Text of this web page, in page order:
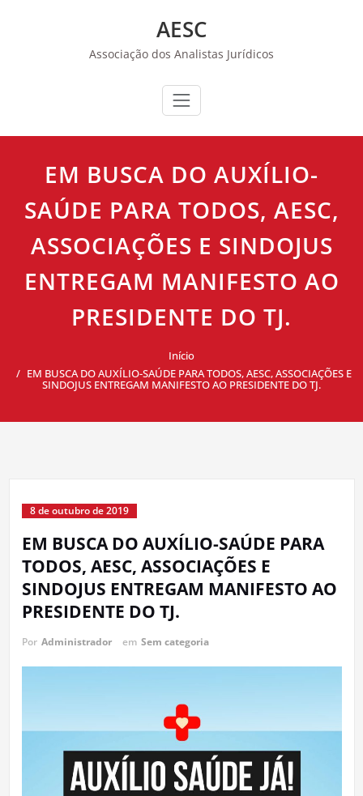
AESC
Associação dos Analistas Jurídicos
EM BUSCA DO AUXÍLIO-
SAÚDE PARA TODOS, AESC,
ASSOCIAÇÕES E SINDOJUS
ENTREGAM MANIFESTO AO
PRESIDENTE DO TJ.
Início
EM BUSCA DO AUXÍLIO-SAÚDE PARA TODOS, AESC, ASSOCIAÇÕES E
SINDOJUS ENTREGAM MANIFESTO AO PRESIDENTE DO TJ.
8 de outubro de 2019
EM BUSCA DO AUXÍLIO-SAÚDE PARA
TODOS, AESC, ASSOCIAÇÕES E
SINDOJUS ENTREGAM MANIFESTO AO
PRESIDENTE DO TJ.
Por Administrador em Sem categoria